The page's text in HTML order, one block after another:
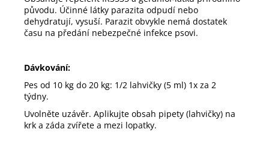
původu. Účinné látky parazita odpudí nebo
dehydratují, vysuší. Parazit obvykle nemá dostatek
času na předání nebezpečné infekce psovi.
Dávkování:
Pes od 10 kg do 20 kg: 1/2 lahvičky (5 ml) 1x za 2
týdny.
Uvolněte uzávěr. Aplikujte obsah pipety (lahvičky) na
krk a záda zvířete a mezi lopatky.